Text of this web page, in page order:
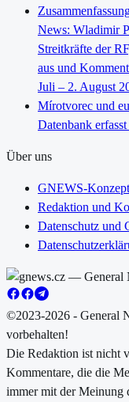
News: Wladimir
Streitkräfte der
aus und
Juli – 2. August
Mírotvorec und
Datenbank erfasst
Über uns
GNEWS-Konzept
Redaktion und
Datenschutz und
©2023-2026 - General
vorbehalten!
Die Redaktion ist nicht
Kommentare, die die
immer mit der Meinung